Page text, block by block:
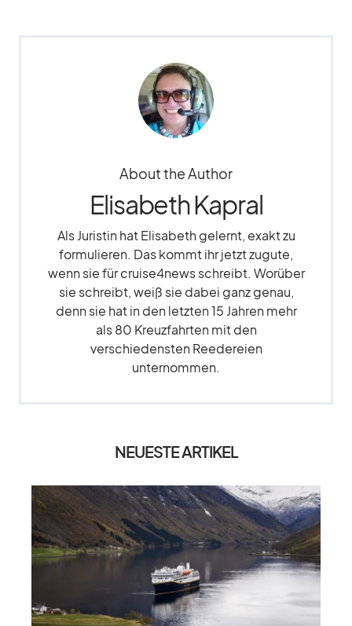
About the Author
Elisabeth Kapral
Als Juristin hat Elisabeth gelernt, exakt zu
formulieren. Das kommt ihr jetzt zugute,
wenn sie für cruise4news schreibt. Worüber
sie schreibt, weiß sie dabei ganz genau,
denn sie hat in den letzten 15 Jahren mehr
als 80 Kreuzfahrten mit den
verschiedensten Reedereien
unternommen.
NEUESTE ARTIKEL